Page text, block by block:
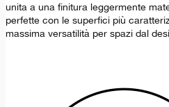
unita a una finitura leggermente
perfette con le superfici più
massima versatilità per spazi dal